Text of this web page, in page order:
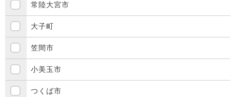
常陸大宮市
大子町
笠間市
小美玉市
つくば市